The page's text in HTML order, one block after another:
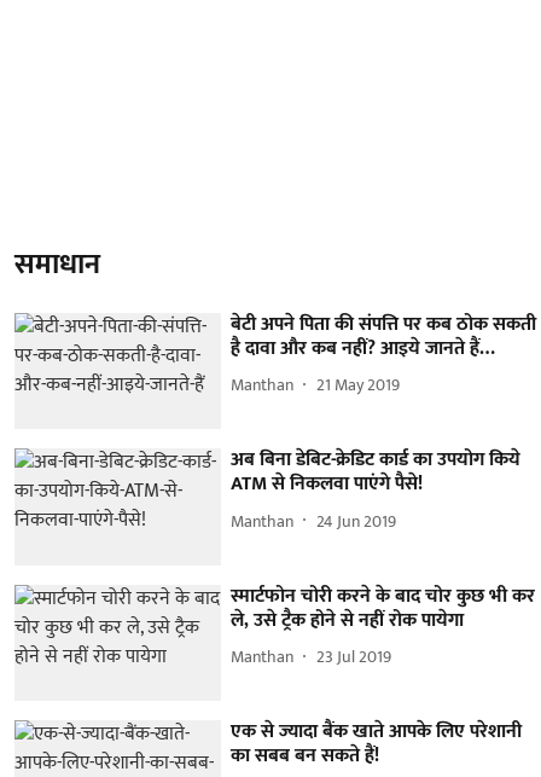
समाधान
बेटी अपने पिता की संपत्ति पर कब ठोक सकती
है दावा और कब नहीं? आइये जानते हैं…
Manthan 21 May 2019
अब बिना डेबिट-क्रेडिट कार्ड का उपयोग किये
ATM से निकलवा पाएंगे पैसे!
Manthan 24 Jun 2019
स्मार्टफोन चोरी करने के बाद चोर कुछ भी कर
ले, उसे ट्रैक होने से नहीं रोक पायेगा
Manthan 23 Jul 2019
एक से ज्यादा बैंक खाते आपके लिए परेशानी
का सबब बन सकते हैं!